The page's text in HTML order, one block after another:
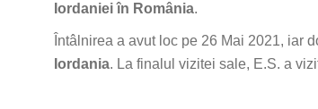
Iordaniei în România.
Întâlnirea a avut loc pe 26 Mai 2021, iar
Iordania. La finalul vizitei sale, E.S. a